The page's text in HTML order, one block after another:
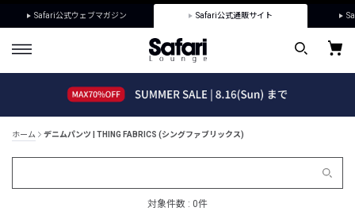
Safari公式ウェブマガジン Safari公式通販サイト
ホーム デニムパンツ | THING FABRICS (シングファブリックス)
対象件数 : 0件